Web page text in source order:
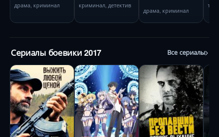
драма, криминал криминал, детектив
драма, криминал
Сериалы боевики 2017 Все сериалы